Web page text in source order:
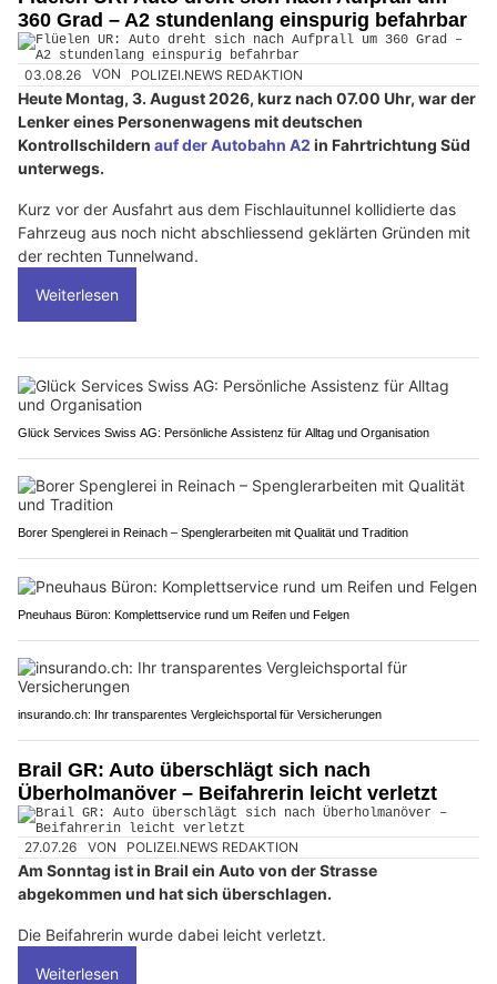
360 Grad – A2 stundenlang einspurig befahrbar
03.08.26 VON POLIZEI.NEWS REDAKTION
Heute Montag, 3. August 2026, kurz nach 07.00 Uhr, war der
Lenker eines Personenwagens mit deutschen
Kontrollschildern auf der Autobahn A2 in Fahrtrichtung Süd
unterwegs.
Kurz vor der Ausfahrt aus dem Fischlauitunnel kollidierte das
Fahrzeug aus noch nicht abschliessend geklärten Gründen mit
der rechten Tunnelwand.
Weiterlesen
Glück Services Swiss AG: Persönliche Assistenz für Alltag und Organisation
Borer Spenglerei in Reinach – Spenglerarbeiten mit Qualität und Tradition
Pneuhaus Büron: Komplettservice rund um Reifen und Felgen
insurando.ch: Ihr transparentes Vergleichsportal für Versicherungen
Brail GR: Auto überschlägt sich nach
Überholmanöver – Beifahrerin leicht verletzt
27.07.26 VON POLIZEI.NEWS REDAKTION
Am Sonntag ist in Brail ein Auto von der Strasse
abgekommen und hat sich überschlagen.
Die Beifahrerin wurde dabei leicht verletzt.
Weiterlesen